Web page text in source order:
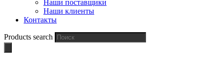
Наши поставщики
Наши клиенты
Контакты
Products search